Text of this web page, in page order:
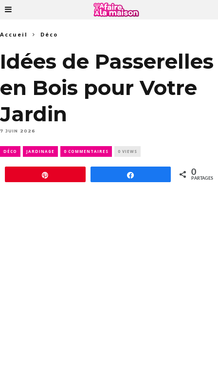
Accueil Déco
Idées de Passerelles
en Bois pour Votre
Jardin
7 JUIN 2026
DÉCO JARDINAGE 0 COMMENTAIRES 0 VIEWS
0
PARTAGES